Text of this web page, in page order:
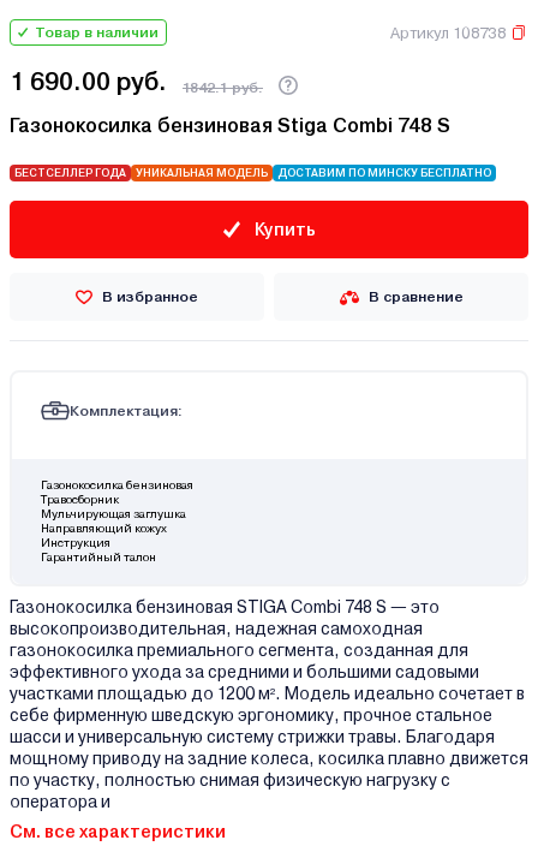
Товар в наличии Артикул 108738
1 690.00 руб. 1842.1 руб.
Газонокосилка бензиновая Stiga Combi 748 S
БЕСТСЕЛЛЕР ГОДА УНИКАЛЬНАЯ МОДЕЛЬ ДОСТАВИМ ПО МИНСКУ БЕСПЛАТНО
Купить
В избранное В сравнение
Комплектация:
Газонокосилка бензиновая
Травосборник
Мульчирующая заглушка
Направляющий кожух
Инструкция
Гарантийный талон
Газонокосилка бензиновая STIGA Combi 748 S — это
высокопроизводительная, надежная самоходная
газонокосилка премиального сегмента, созданная для
эффективного ухода за средними и большими садовыми
участками площадью до 1200 м². Модель идеально сочетает в
себе фирменную шведскую эргономику, прочное стальное
шасси и универсальную систему стрижки травы. Благодаря
мощному приводу на задние колеса, косилка плавно движется
по участку, полностью снимая физическую нагрузку с
оператора и
См. все характеристики